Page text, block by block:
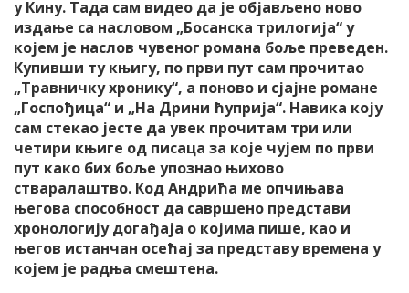
у Кину. Тада сам видео да је објављено ново
издање са насловом „Босанска трилогија“ у
којем је наслов чувеног романа боље преведен.
Купивши ту књигу, по први пут сам прочитао
„Травничку хронику“, а поново и сјајне романе
„Госпођица“ и „На Дрини ћуприја“. Навика коју
сам стекао јесте да увек прочитам три или
четири књиге од писаца за које чујем по први
пут како бих боље упознао њихово
стваралаштво. Код Андрића ме опчињава
његова способност да савршено представи
хронологију догађаја о којима пише, као и
његов истанчан осећај за представу времена у
којем је радња смештена.